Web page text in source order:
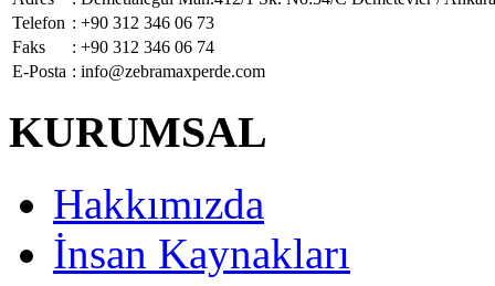
Telefon : +90 312 346 06 73
Faks
: +90 312 346 06 74
E-Posta : info@zebramaxperde.com
KURUMSAL
Hakkımızda
İnsan Kaynakları